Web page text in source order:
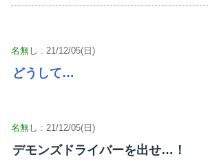
名無し : 21/12/05(日)
どうして…
名無し : 21/12/05(日)
デモンズドライバーを出せ…！